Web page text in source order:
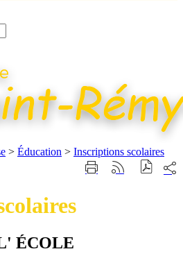
> Éducation > Inscriptions scolaires
ImprimerGénérer
sur
ÉCOLE